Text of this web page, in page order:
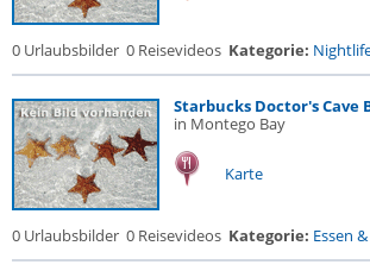
0 Urlaubsbilder 0 Reisevideos Kategorie:
Starbucks Doctor's Cave
in Montego Bay
Karte
0 Urlaubsbilder 0 Reisevideos Kategorie: Essen